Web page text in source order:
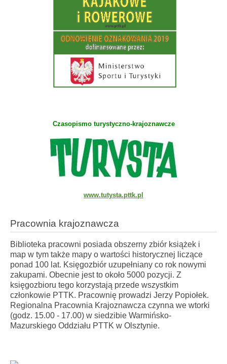
Czasopismo turystyczno-krajoznawcze
www.tutysta.pttk.pl
Pracownia krajoznawcza
Biblioteka pracowni posiada obszerny zbiór książek i
map w tym także mapy o wartości historycznej liczące
ponad 100 lat. Księgozbiór uzupełniany co rok nowymi
zakupami. Obecnie jest to około 5000 pozycji. Z
księgozbioru tego korzystają przede wszystkim
członkowie PTTK. Pracownię prowadzi Jerzy Popiołek.
Regionalna Pracownia Krajoznawcza czynna we wtorki
(godz. 15.00 - 17.00) w siedzibie Warmińsko-
Mazurskiego Oddziału PTTK w Olsztynie.